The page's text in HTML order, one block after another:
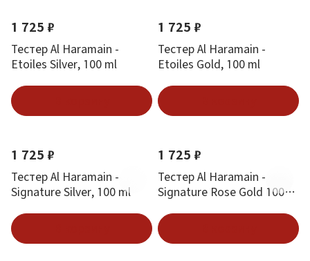
1 725 ₽
Тестер Al Haramain -
Etoiles Silver, 100 ml
1 725 ₽
Тестер Al Haramain -
Etoiles Gold, 100 ml
1 725 ₽
Тестер Al Haramain -
Signature Silver, 100 ml
1 725 ₽
Тестер Al Haramain -
Signature Rose Gold 100